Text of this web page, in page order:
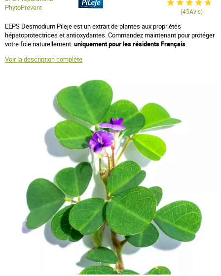
PhytoPrevent
L'EPS Desmodium Pileje est un extrait de plantes aux propriétés
hépatoprotectrices et antioxydantes. Commandez maintenant pour protéger
votre foie naturellement.uniquement pour les résidents Français.
Voir la description complète
(45Avis)